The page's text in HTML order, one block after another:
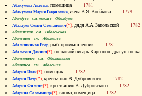
Абакумова Авдотья, помещица 1781
Абакумова Мария Гавриловна, жена В.Я. Воейкова 1779
Абалдуев см. также Оболдуев
Абалдуев Семен Степанович(*), дядя А.А. Запольской 1782
Абаленская см. Оболенская
Абалешев см. Аболешев
Абалишников Егор, рыб. промышленник 1781
Абалыхин Даниил(*), полковой писарь Каргопол. драгун.
Абальянинов см. Обольянинов
Абаляшев см. Аболешев
Абарин Иван(*), помещик 1782
Абарин Петр(*), крестьянин В. Дубровского 1782
Абарин Филипп(*), крестьянин В. Дубровского 1782
Абарина Соломонида(*), вдова, помещица 1782